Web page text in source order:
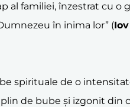
familiei, înzestrat cu o
în inima lor” (Iov
spirituale de o
de bube și izgonit din